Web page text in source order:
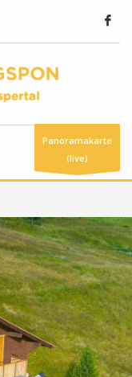
Panoramakarte
(live)